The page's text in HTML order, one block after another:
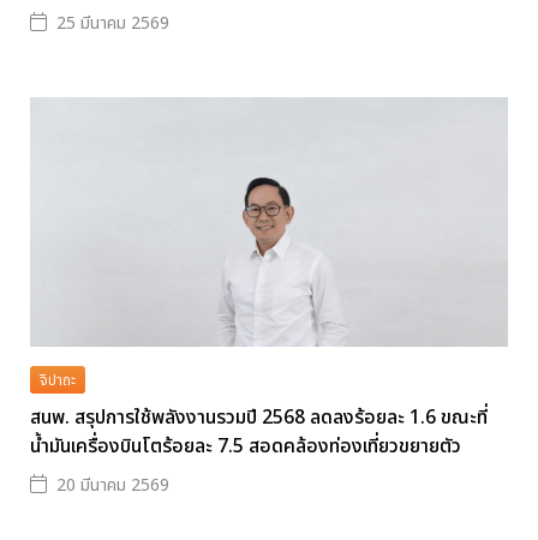
25 มีนาคม 2569
จิปาถะ
สนพ. สรุปการใช้พลังงานรวมปี 2568 ลดลงร้อยละ 1.6 ขณะที่
น้ำมันเครื่องบินโตร้อยละ 7.5 สอดคล้องท่องเที่ยวขยายตัว
20 มีนาคม 2569